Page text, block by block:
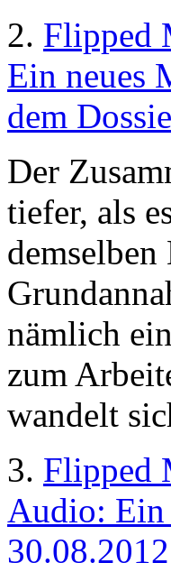
2. Flipped
Ein neues
dem
Der
tiefer, als
nämlich
zum
wandelt
3. Flipped
Audio: Ein
30.08.2012